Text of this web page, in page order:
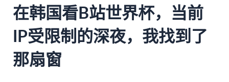
在韩国看B站世界杯，当前
IP受限制的深夜，我找到了
那扇窗